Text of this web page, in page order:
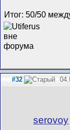
Итог: 50/50
#32
serovoy